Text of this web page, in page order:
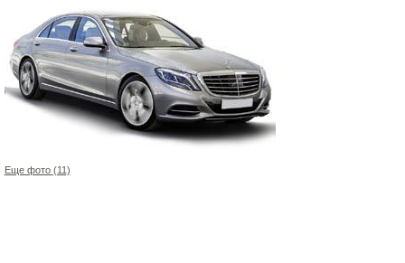
Еще фото (11)